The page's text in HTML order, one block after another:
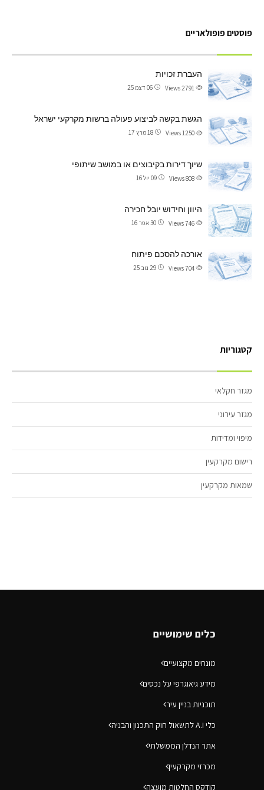
פוסטים פופולאריים
העברת זכויות
06 דצמ 25 Views
הגשת בקשה לביצוע פעולה ברשות מקרקעי ישראל
18 מרץ 17 Views
שיוך דירות בקיבוצים או במושב שיתופי
09 יול 16 Views
היוון וחידוש יובל חכירה
30 אפר 16 Views
אורכה להסכם פיתוח
29 נוב 25 Views
קטגוריות
מגזר חקלאי
מגזר עירוני
מיפוי ומדידות
רישום מקרקעין
שמאות מקרקעין
כלים שימושיים
מונחים מקצועיים
מידע גיאוגרפי על נכסים
תוכניות בניין עיר
כלי A.I לתשאול חוק התכנון והבניה
אתר הנדלן הממשלתי
מכרזי מקרקעין
קודקס החלטות מועצה